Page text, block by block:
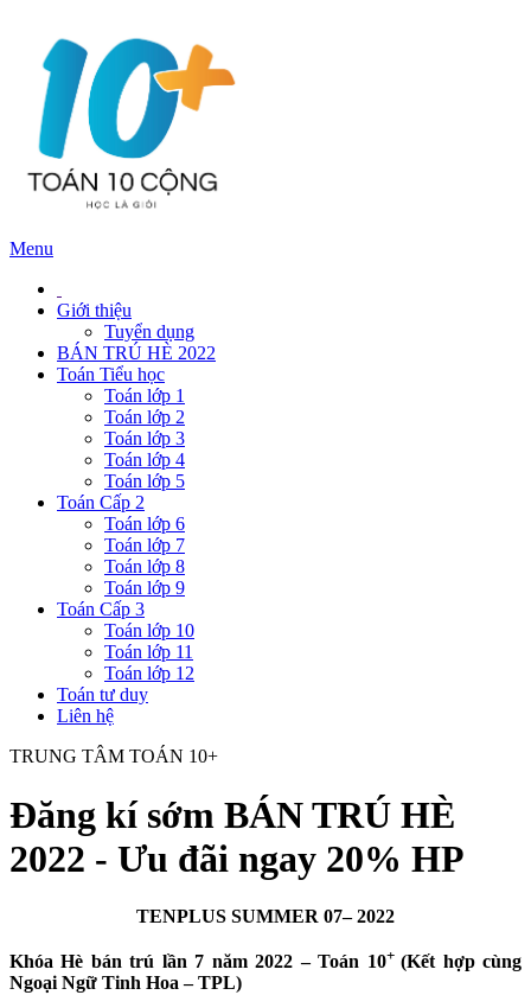
Menu
Giới thiệu
Tuyển dụng
BÁN TRÚ HÈ 2022
Toán Tiểu học
Toán lớp 1
Toán lớp 2
Toán lớp 3
Toán lớp 4
Toán lớp 5
Toán Cấp 2
Toán lớp 6
Toán lớp 7
Toán lớp 8
Toán lớp 9
Toán Cấp 3
Toán lớp 10
Toán lớp 11
Toán lớp 12
Toán tư duy
Liên hệ
TRUNG TÂM TOÁN 10+
Đăng kí sớm BÁN TRÚ HÈ
2022 - Ưu đãi ngay 20% HP
TENPLUS SUMMER 07– 2022
Khóa Hè bán trú lần 7 năm 2022 – Toán 10+ (Kết hợp cùng
Ngoại Ngữ Tinh Hoa – TPL)